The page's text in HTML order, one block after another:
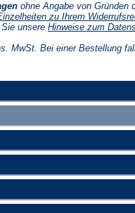
ohne Angabe von Gründen
zu Ihrem
unsere Hinweise zum
MwSt. Bei einer Bestellung